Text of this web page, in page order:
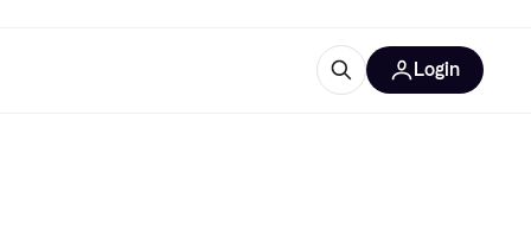
Login